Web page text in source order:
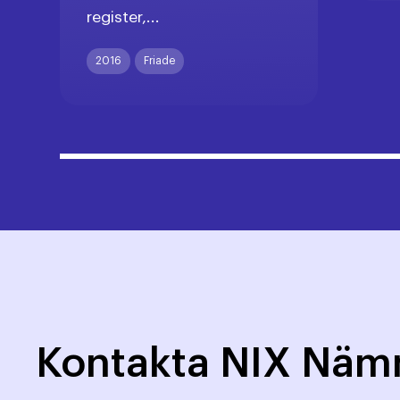
register,...
2016 Friade
Kontakta NIX